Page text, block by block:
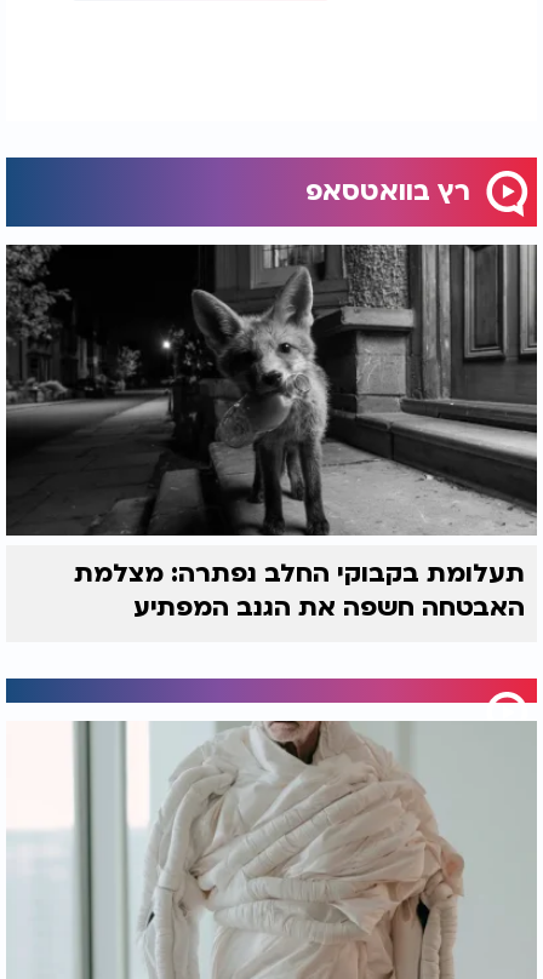
רץ בוואטסאפ
תעלומת בקבוקי החלב נפתרה: מצלמת
האבטחה חשפה את הגנב המפתיע